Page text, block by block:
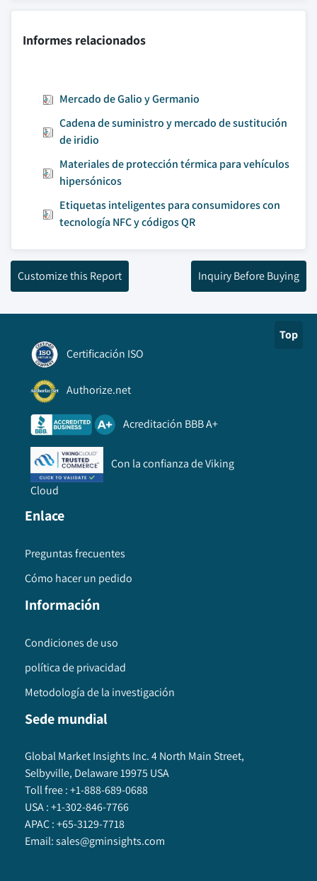
Informes relacionados
Mercado de Galio y Germanio
Cadena de suministro y mercado de sustitución
de iridio
Materiales de protección térmica para vehículos
hipersónicos
Etiquetas inteligentes para consumidores con
tecnología NFC y códigos QR
Customize this Report Inquiry Before Buying
Top
Certificación ISO
Authorize.net
Acreditación BBB A+
Con la confianza de Viking
Cloud
Enlace
Preguntas frecuentes
Cómo hacer un pedido
Información
Condiciones de uso
política de privacidad
Metodología de la investigación
Sede mundial
Global Market Insights Inc. 4 North Main Street,
Selbyville, Delaware 19975 USA
Toll free :+1-888-689-0688
USA :+1-302-846-7766
APAC :+65-3129-7718
Email:sales@gminsights.com